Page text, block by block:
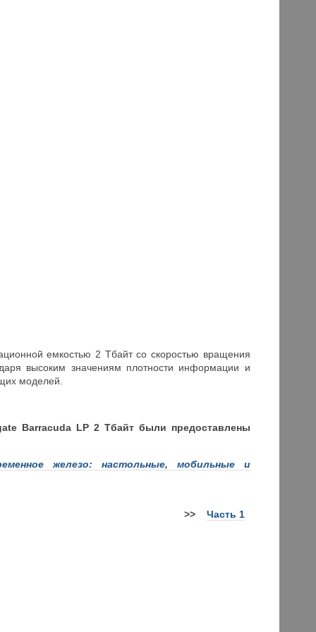
емкостью 2 Тбайт со скоростью вращения
высоким значениям плотности информации и
моделей.
Barracuda LP 2 Тбайт были предоставлены
железо: настольные, мобильные и
>> Часть 1